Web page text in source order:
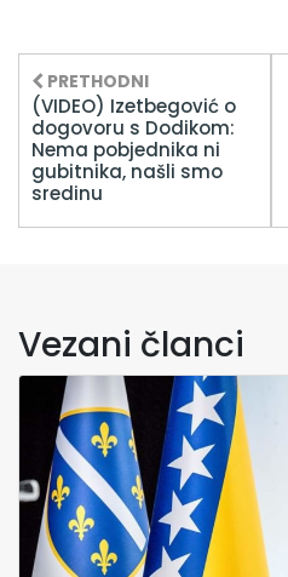
PRETHODNI
(VIDEO) Izetbegović o
dogovoru s Dodikom:
Nema pobjednika ni
gubitnika, našli smo
sredinu
Vezani članci